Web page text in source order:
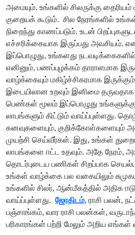
அமையும். உங்களில் சிலருக்கு
குறையக் கூடும். சில நேரங்களில்
நிறைந்து காணப்படும். உடன்
எச்சரிக்கையாக இருப்பது அவசியம்.
இப்பொழுது, உங்களது
எனினும், பணப்புழக்கம் தாராளமாக
வாழ்க்கையும் மகிழ்ச்சிகரமாக
இடையிலான உறவும் இனிமை தருவதாக
பெண்கள் மூலம் இப்பொழுது உங்களுக்கு
லாபங்களும் கிட்டும் வாய்ப்புள்ளது.
கனவுகளையும், குறிக்கோள்களையும்
முயற்சி செய்வீர்கள். இது, உங்கள்
லாபங்களை ஈட்ட உதவும். அதே நேரம்,
தொடர்புடைய பணிகள் சிறப்பாக
உங்கள் வாழ்க்கை பல வகையிலும்
உங்களில் சிலர், ஆன்மீகத்தில் அதிக
வாய்ப்புள்ளது. ஜோதிடம், ராசி பலன்,
பஞ்சாங்கம், வார ராசி பலன்கள்,
பரிகாரங்கள் பற்றி மேலும் அறிய